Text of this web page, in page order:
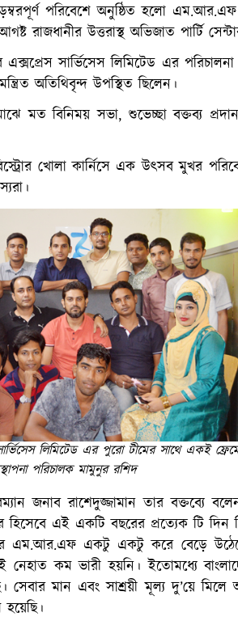
পরিবেশে অনুষ্ঠিত হলো এম.আর.এফ
রাজধানীর উত্তরাস্থ অভিজাত পার্টি
সার্ভিসেস লিমিটেড এর
অতিথিবৃন্দ উপস্থিত ছিলেন।
মত বিনিময় সভা, শুভেচ্ছা বক্তব্য
খোলা কার্নিসে এক উত্সব মুখর
লিমিটেড এর পুরো টীমের সাথে একই
পরিচালক মামুনুর রশিদ
জনাব রাশেদুজ্জামান তার বক্তব্যে
হিসেবে এই একটি বছরের প্রত্যেক টি
এম.আর.এফ একটু একটু করে বেড়ে
কম ভারী হয়নি। ইতোমধ্যে
মান এবং সাশ্রয়ী মূল্য দু’য়ে মিলে